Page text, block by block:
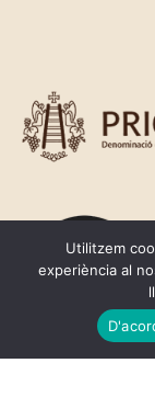
Utilitzem
experiència al